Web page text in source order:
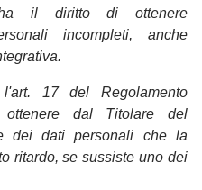
ha il diritto di ottenere
incompleti, anche
17 del Regolamento
dal Titolare del
dei dati personali che la
ritardo, se sussiste uno dei